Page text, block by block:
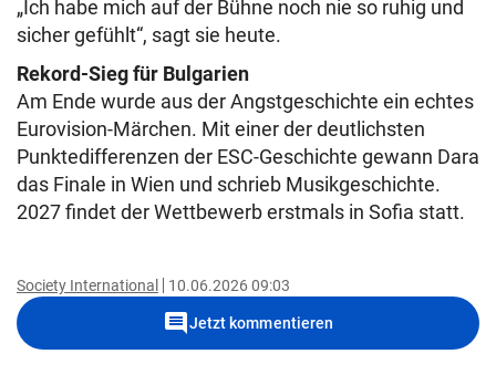
„Ich habe mich auf der Bühne noch nie so ruhig und
sicher gefühlt“, sagt sie heute.
Rekord-Sieg für Bulgarien
Am Ende wurde aus der Angstgeschichte ein echtes
Eurovision-Märchen. Mit einer der deutlichsten
Punktedifferenzen der ESC-Geschichte gewann Dara
das Finale in Wien und schrieb Musikgeschichte.
2027 findet der Wettbewerb erstmals in Sofia statt.
Society International 10.06.2026 09:03
commentJetzt kommentieren